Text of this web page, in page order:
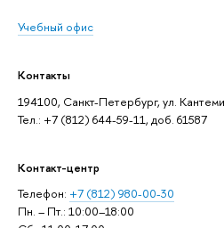
Учебный офис
Контакты
194100, Санкт-Петербург, ул.
Тел.: +7 (812) 644-59-11, доб. 61587
Контакт-центр
Телефон: +7 (812) 980-00-30
Пн. – Пт.: 10:00–18:00